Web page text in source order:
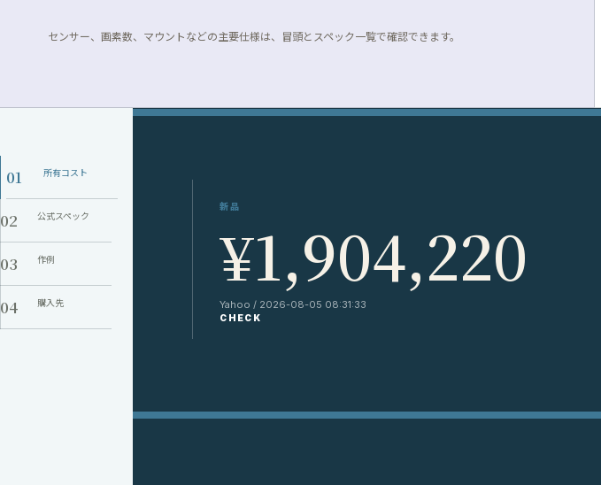
センサー、画素数、マウントなどの主要仕様は、冒頭とスペック一覧で確認できます。
01 所有コスト
02 公式スペック
03 作例
04 購入先
新品
¥1,904,220
Yahoo / 2026-08-05 08:31:33
CHECK